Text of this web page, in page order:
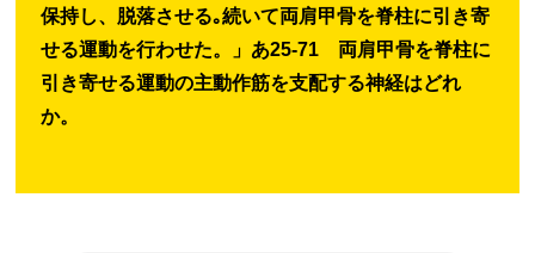
保持し、脱落させる｡続いて両肩甲骨を脊柱に引き寄
せる運動を行わせた。」あ25-71 両肩甲骨を脊柱に
引き寄せる運動の主動作筋を支配する神経はどれ
か。